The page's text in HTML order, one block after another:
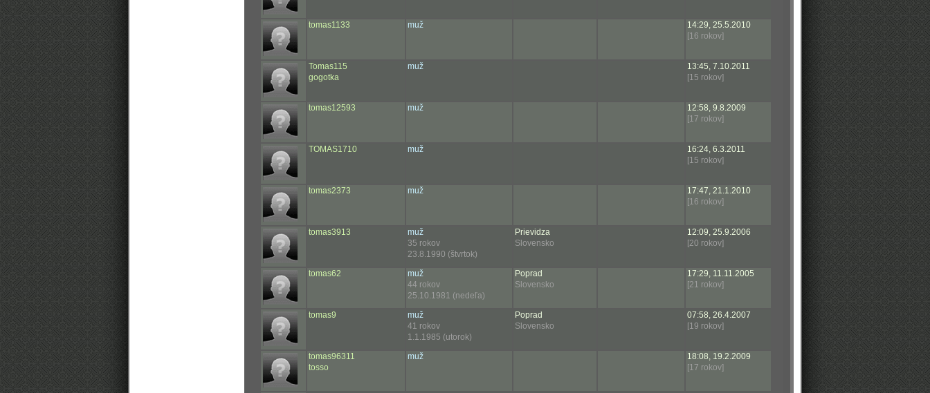
tomas1133 muž
14:29, 25.5.2010
[16 rokov]
Tomas115
gogotka
muž
13:45, 7.10.2011
[15 rokov]
tomas12593 muž
12:58, 9.8.2009
[17 rokov]
TOMAS1710 muž
16:24, 6.3.2011
[15 rokov]
tomas2373 muž
17:47, 21.1.2010
[16 rokov]
tomas3913
muž
35 rokov
23.8.1990 (štvrtok)
Prievidza
Slovensko
12:09, 25.9.2006
[20 rokov]
tomas62
muž
44 rokov
25.10.1981 (nedeľa)
Poprad
Slovensko
17:29, 11.11.2005
[21 rokov]
tomas9
muž
41 rokov
1.1.1985 (utorok)
Poprad
Slovensko
07:58, 26.4.2007
[19 rokov]
tomas96311
tosso
muž
18:08, 19.2.2009
[17 rokov]